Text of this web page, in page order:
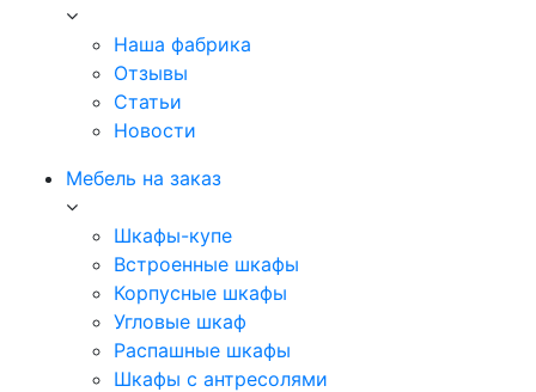
Наша фабрика
Отзывы
Статьи
Новости
Мебель на заказ
Шкафы-купе
Встроенные шкафы
Корпусные шкафы
Угловые шкаф
Распашные шкафы
Шкафы с антресолями